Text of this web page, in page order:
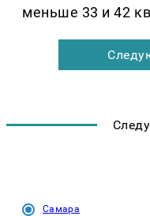
меньше 33 и 42
Самара